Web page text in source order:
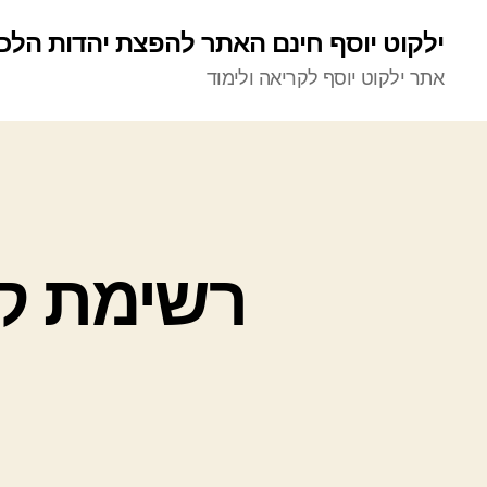
ילקוט יוסף חינם האתר להפצת יהדות
אתר ילקוט יוסף לקריאה ולימוד
רשימת